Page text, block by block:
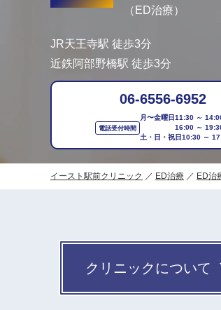
（ED治療）
JR天王寺駅 徒歩3分
近鉄阿部野橋駅 徒歩3分
06-6556-6952
電話受付時間
月〜金曜日11:30 ～
16:00 ～
土・日・祝日10:30 ～
イースト駅前クリニック ED治療 ED治
クリニックについて